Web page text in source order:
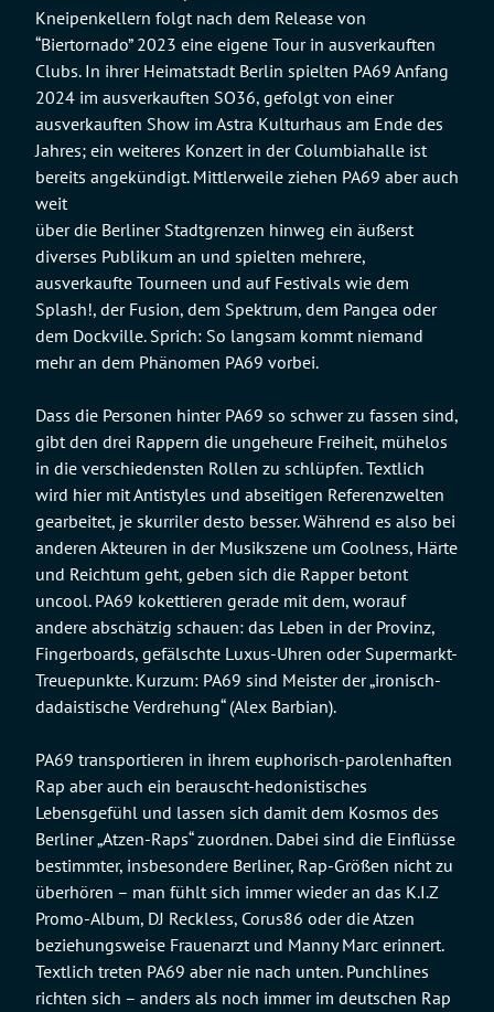
Kneipenkellern folgt nach dem Release von
“Biertornado” 2023 eine eigene Tour in ausverkauften
Clubs. In ihrer Heimatstadt Berlin spielten PA69 Anfang
2024 im ausverkauften SO36, gefolgt von einer
ausverkauften Show im Astra Kulturhaus am Ende des
Jahres; ein weiteres Konzert in der Columbiahalle ist
bereits angekündigt. Mittlerweile ziehen PA69 aber auch
weit
über die Berliner Stadtgrenzen hinweg ein äußerst
diverses Publikum an und spielten mehrere,
ausverkaufte Tourneen und auf Festivals wie dem
Splash!, der Fusion, dem Spektrum, dem Pangea oder
dem Dockville. Sprich: So langsam kommt niemand
mehr an dem Phänomen PA69 vorbei.
Dass die Personen hinter PA69 so schwer zu fassen sind,
gibt den drei Rappern die ungeheure Freiheit, mühelos
in die verschiedensten Rollen zu schlüpfen. Textlich
wird hier mit Antistyles und abseitigen Referenzwelten
gearbeitet, je skurriler desto besser. Während es also bei
anderen Akteuren in der Musikszene um Coolness, Härte
und Reichtum geht, geben sich die Rapper betont
uncool. PA69 kokettieren gerade mit dem, worauf
andere abschätzig schauen: das Leben in der Provinz,
Fingerboards, gefälschte Luxus-Uhren oder Supermarkt-
Treuepunkte. Kurzum: PA69 sind Meister der „ironisch-
dadaistische Verdrehung“ (Alex Barbian).
PA69 transportieren in ihrem euphorisch-parolenhaften
Rap aber auch ein berauscht-hedonistisches
Lebensgefühl und lassen sich damit dem Kosmos des
Berliner „Atzen-Raps“ zuordnen. Dabei sind die Einflüsse
bestimmter, insbesondere Berliner, Rap-Größen nicht zu
überhören – man fühlt sich immer wieder an das K.I.Z
Promo-Album, DJ Reckless, Corus86 oder die Atzen
beziehungsweise Frauenarzt und Manny Marc erinnert.
Textlich treten PA69 aber nie nach unten. Punchlines
richten sich – anders als noch immer im deutschen Rap